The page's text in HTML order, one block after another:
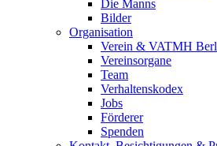
Die Manns
Bilder
Organisation
Verein & VATMH
Vereinsorgane
Team
Verhaltenskodex
Jobs
Förderer
Spenden